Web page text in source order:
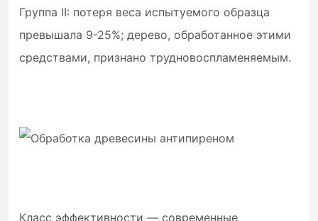
Группа II: потеря веса испытуемого образца
превышала 9-25%; дерево, обработанное этими
средствами, признано трудновоспламеняемым.
Класс эффективности — современные